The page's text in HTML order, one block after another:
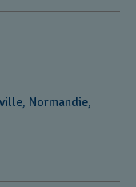
Normandie,